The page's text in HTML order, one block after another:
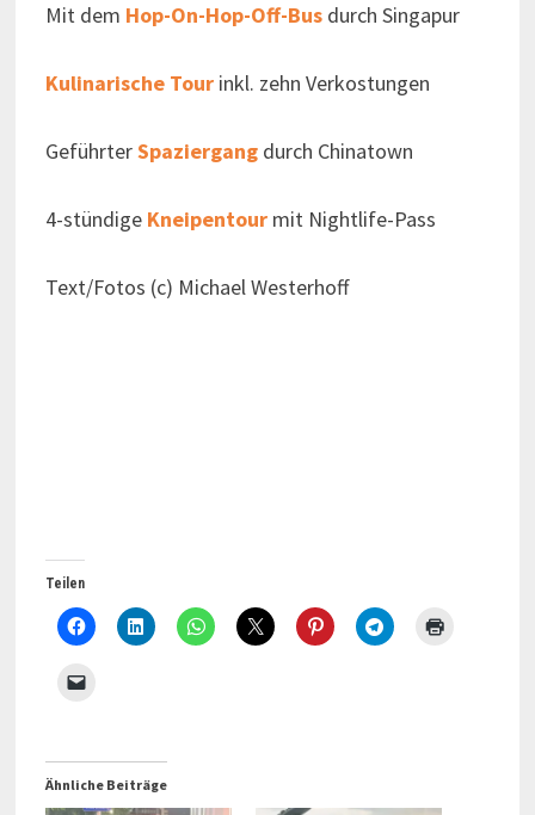
Mit dem Hop-On-Hop-Off-Busdurch Singapur
Kulinarische Tourinkl. zehn Verkostungen
GeführterSpaziergangdurch Chinatown
4-stündige Kneipentourmit Nightlife-Pass
Text/Fotos (c) Michael Westerhoff
Teilen
Ähnliche Beiträge